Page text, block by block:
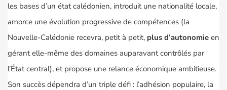
les bases d’un état calédonien, introduit une nationalité locale,
amorce une évolution progressive de compétences (la
Nouvelle-Calédonie recevra, petit à petit, plus d’autonomie en
gérant elle-même des domaines auparavant contrôlés par
l’État central), et propose une relance économique ambitieuse.
Son succès dépendra d’un triple défi : l’adhésion populaire, la